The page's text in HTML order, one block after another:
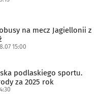
na mecz Jagiellonii z
15:00
podlaskiego sportu.
za 2025 rok